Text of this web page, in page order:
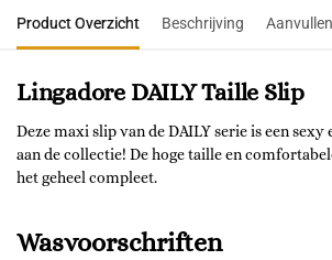
Product Overzicht Beschrijving
Lingadore DAILY Taille Slip
Deze maxi slip van de DAILY serie is een sexy
aan de collectie! De hoge taille en
het geheel compleet.
Wasvoorschriften